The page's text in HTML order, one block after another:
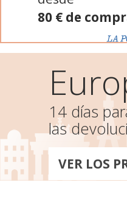
80 € de
14 días
las
VER LOS